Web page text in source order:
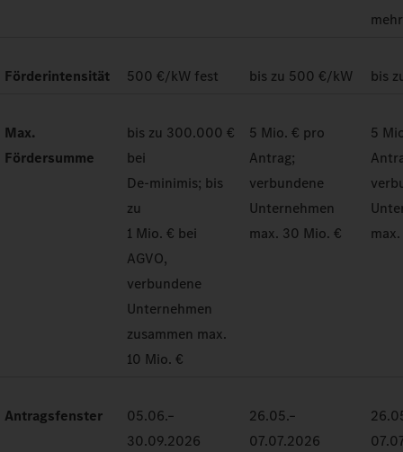
mehr
Förderintensität 500 €/kW fest bis zu 500 €/kW bis
Max.
Fördersumme
bis zu 300.000 €
bei
De-minimis; bis
zu
1 Mio. € bei
AGVO,
verbundene
Unternehmen
zusammen max.
10 Mio. €
5 Mio. € pro
Antrag;
verbundene
Unternehmen
max. 30 Mio. €
5
Antragsfenster
05.06.–
30.09.2026
26.05.–
07.07.2026